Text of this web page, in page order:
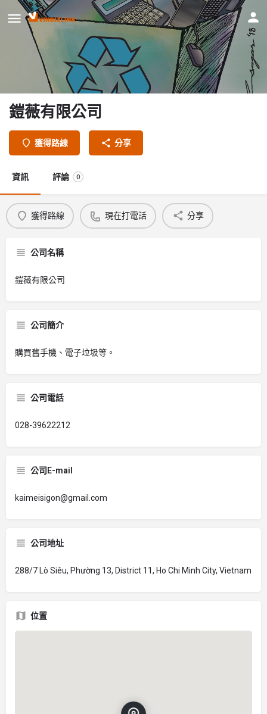
鎧薇有限公司
獲得路線 分享
資訊 評論 0
獲得路線 現在打電話 分享
公司名稱
鎧薇有限公司
公司簡介
購買舊手機、電子垃圾等。
公司電話
028-39622212
公司E-mail
kaimeisigon@gmail.com
公司地址
288/7 Lò Siêu, Phường 13, District 11, Ho Chi Minh City, Vietnam
位置